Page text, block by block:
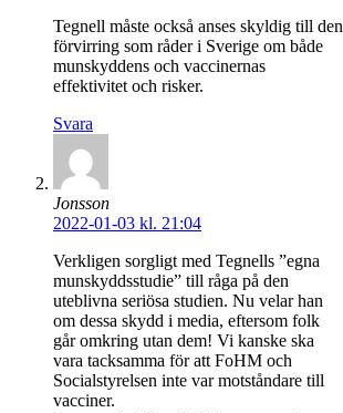
Tegnell måste också anses skyldig till den
förvirring som råder i Sverige om både
munskyddens och vaccinernas
effektivitet och risker.
Svara
Jonsson
2022-01-03 kl. 21:04
Verkligen sorgligt med Tegnells ”egna
munskyddsstudie” till råga på den
uteblivna seriösa studien. Nu velar han
om dessa skydd i media, eftersom folk
går omkring utan dem! Vi kanske ska
vara tacksamma för att FoHM och
Socialstyrelsen inte var motståndare till
vacciner.